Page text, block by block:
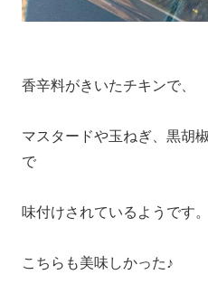
香辛料がきいたチキンで、
マスタードや玉ねぎ、黒胡
で
味付けされているようです。
こちらも美味しかった♪